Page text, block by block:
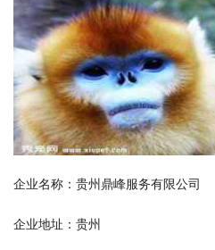
企业名称：贵州鼎峰服务有限公司
企业地址：贵州